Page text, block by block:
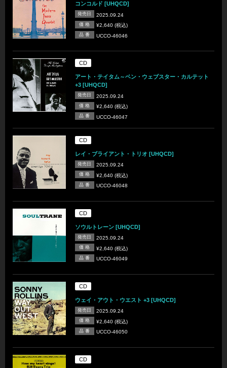
コンコルド [UHQCD]
発売日 2025.09.24
価 格 ¥2,640 (税込)
品 番 UCCO-46046
CD
アート・テイタム～ベン・ウェブスター・カルテット
+3 [UHQCD]
発売日 2025.09.24
価 格 ¥2,640 (税込)
品 番 UCCO-46047
CD
レイ・ブライアント・トリオ [UHQCD]
発売日 2025.09.24
価 格 ¥2,640 (税込)
品 番 UCCO-46048
CD
ソウルトレーン [UHQCD]
発売日 2025.09.24
価 格 ¥2,640 (税込)
品 番 UCCO-46049
CD
ウェイ・アウト・ウエスト +3 [UHQCD]
発売日 2025.09.24
価 格 ¥2,640 (税込)
品 番 UCCO-46050
CD